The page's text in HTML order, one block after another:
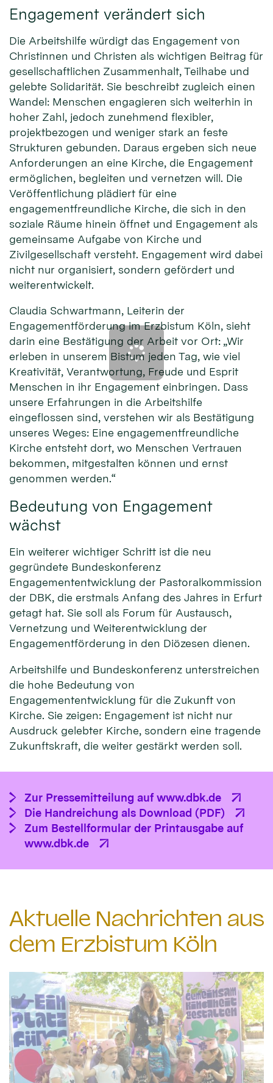
Engagement verändert sich
Die Arbeitshilfe würdigt das Engagement von
Christinnen und Christen als wichtigen Beitrag für
gesellschaftlichen Zusammenhalt, Teilhabe und
gelebte Solidarität. Sie beschreibt zugleich einen
Wandel: Menschen engagieren sich weiterhin in
hoher Zahl, jedoch zunehmend flexibler,
projektbezogen und weniger stark an feste
Strukturen gebunden. Daraus ergeben sich neue
Anforderungen an eine Kirche, die Engagement
ermöglichen, begleiten und vernetzen will. Die
Veröffentlichung plädiert für eine
engagementfreundliche Kirche, die sich in den
soziale Räume hinein öffnet und Engagement als
gemeinsame Aufgabe von Kirche und
Zivilgesellschaft versteht. Engagement wird dabei
nicht nur organisiert, sondern gefördert und
weiterentwickelt.
Claudia Schwartmann, Leiterin der
Engagementförderung im Erzbistum Köln, sieht
darin eine Bestätigung der Arbeit vor Ort: „Wir
erleben in unserem Bistum jeden Tag, wie viel
Kreativität, Verantwortung, Freude und Esprit
Menschen in ihr Engagement einbringen. Dass
unsere Erfahrungen in die Arbeitshilfe
eingeflossen sind, verstehen wir als Bestätigung
unseres Weges: Eine engagementfreundliche
Kirche entsteht dort, wo Menschen Vertrauen
bekommen, mitgestalten können und ernst
genommen werden.“
Bedeutung von Engagement
wächst
Ein weiterer wichtiger Schritt ist die neu
gegründete Bundeskonferenz
Engagemententwicklung der Pastoralkommission
der DBK, die erstmals Anfang des Jahres in Erfurt
getagt hat. Sie soll als Forum für Austausch,
Vernetzung und Weiterentwicklung der
Engagementförderung in den Diözesen dienen.
Arbeitshilfe und Bundeskonferenz unterstreichen
die hohe Bedeutung von
Engagemententwicklung für die Zukunft von
Kirche. Sie zeigen: Engagement ist nicht nur
Ausdruck gelebter Kirche, sondern eine tragende
Zukunftskraft, die weiter gestärkt werden soll.
Zur Pressemitteilung auf www.dbk.de
Die Handreichung als Download (PDF)
Zum Bestellformular der Printausgabe auf
www.dbk.de
Aktuelle Nachrichten aus
dem Erzbistum Köln